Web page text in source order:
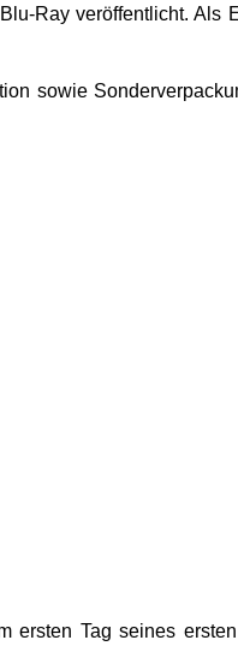
Ray veröffentlicht. Als
sowie
ersten Tag seines